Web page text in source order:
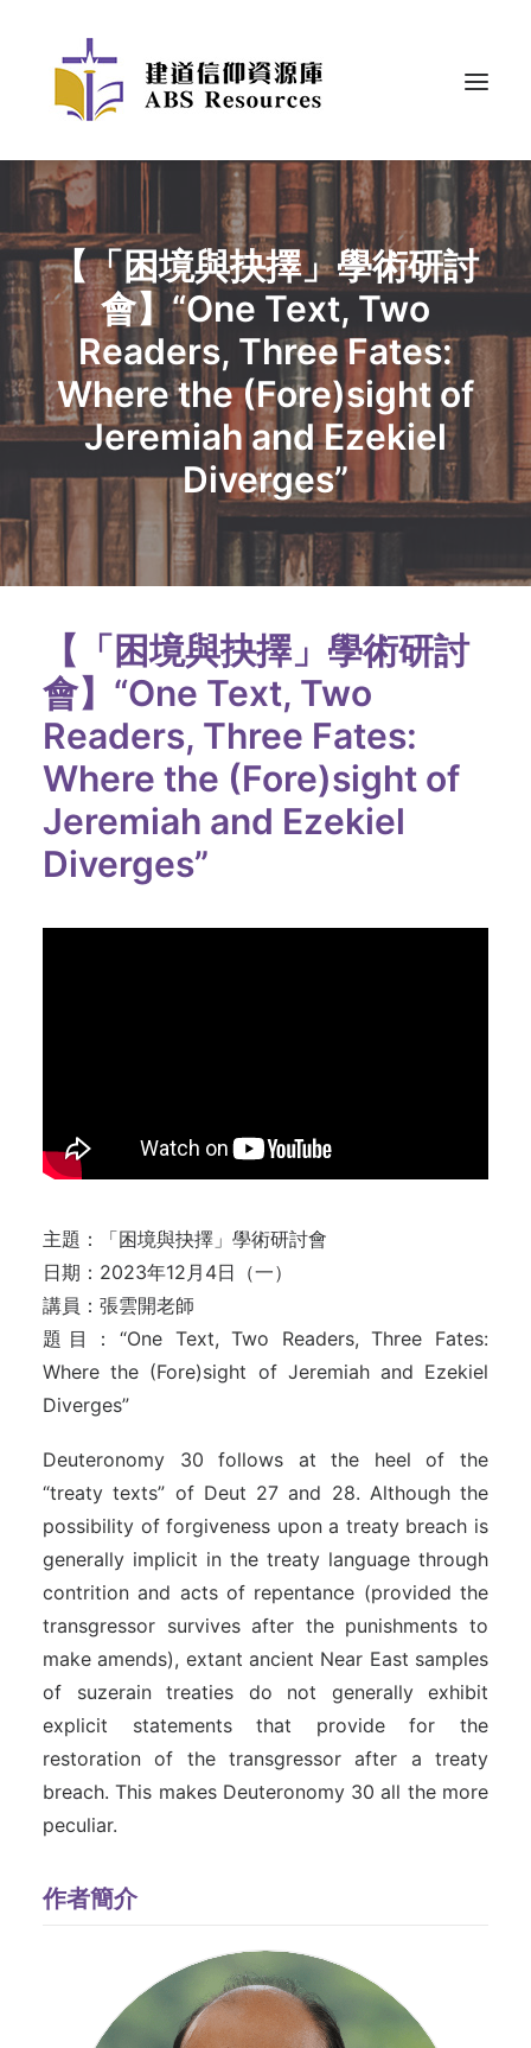
【「困境與抉擇」學術研討
會】“One Text, Two
Readers, Three Fates:
Where the (Fore)sight of
Jeremiah and Ezekiel
Diverges”
【「困境與抉擇」學術研討
會】“One Text, Two
Readers, Three Fates:
Where the (Fore)sight of
Jeremiah and Ezekiel
Diverges”
主題：「困境與抉擇」學術研討會
日期：2023年12月4日（一）
講員：張雲開老師
題目：“One Text, Two Readers, Three Fates:
Where the (Fore)sight of Jeremiah and Ezekiel
Diverges”
Deuteronomy 30 follows at the heel of the
“treaty texts” of Deut 27 and 28. Although the
possibility of forgiveness upon a treaty breach is
generally implicit in the treaty language through
contrition and acts of repentance (provided the
transgressor survives after the punishments to
make amends), extant ancient Near East samples
of suzerain treaties do not generally exhibit
explicit statements that provide for the
restoration of the transgressor after a treaty
breach. This makes Deuteronomy 30 all the more
peculiar.
作者簡介